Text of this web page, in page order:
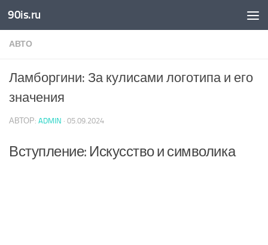
Skip to content
90is.ru
АВТО
Ламборгини: За кулисами логотипа и его
значения
АВТОР: ADMIN · 05.09.2024
Вступление: Искусство и символика